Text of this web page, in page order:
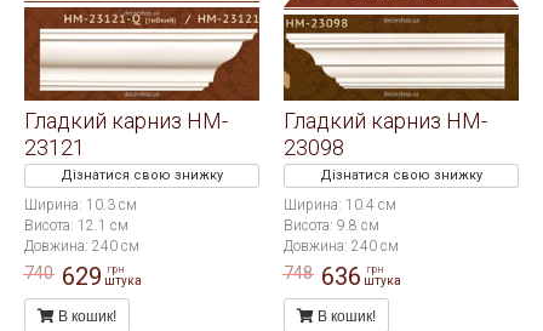
Гладкий карниз HM-
23121
Дізнатися свою знижку
Ширина: 10.3 см
Висота: 12.1 см
Довжина: 240 см
740 629 грн
штука
В кошик!
Гладкий карниз HM-
23098
Дізнатися свою знижку
Ширина: 10.4 см
Висота: 9.8 см
Довжина: 240 см
748 636 грн
штука
В кошик!